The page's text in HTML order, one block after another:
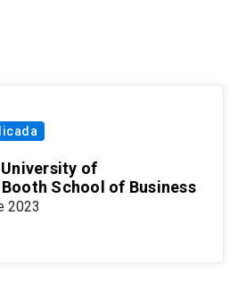
of
School of Business
2023